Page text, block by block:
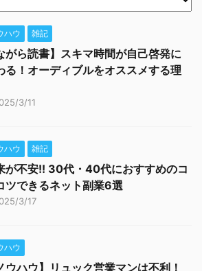
ハウ 雑記
がら読書】スキマ時間が自己啓発に
る！オーディブルをオススメする理
3/11
ハウ 雑記
が不安!! 30代・40代におすすめのコ
ツできるネット副業6選
3/17
ハウ
ウハウ】リュック営業マンは不利！